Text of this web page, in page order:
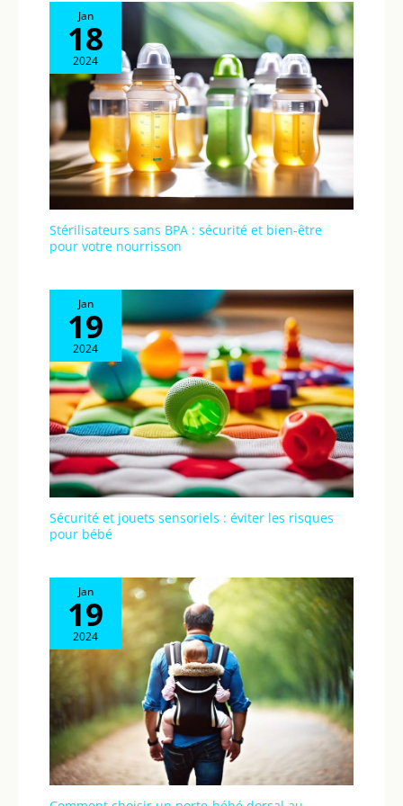
Jan
18
2024
Stérilisateurs sans BPA : sécurité et bien-être
pour votre nourrisson
Jan
19
2024
Sécurité et jouets sensoriels : éviter les risques
pour bébé
Jan
19
2024